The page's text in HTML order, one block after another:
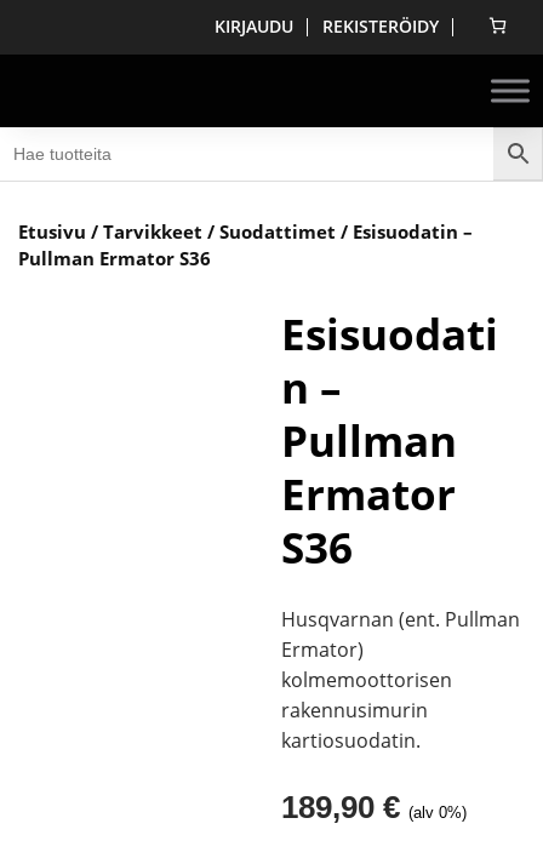
KIRJAUDU REKISTERÖIDY
Etusivu / Tarvikkeet / Suodattimet / Esisuodatin –
Pullman Ermator S36
Esisuodati
n –
Pullman
Ermator
S36
Husqvarnan (ent. Pullman
Ermator)
kolmemoottorisen
rakennusimurin
kartiosuodatin.
189,90€ (alv 0%)